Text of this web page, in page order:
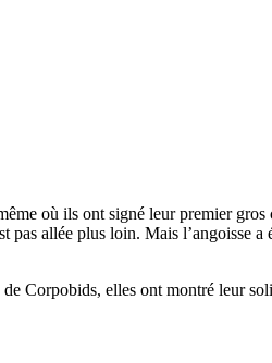
où ils ont signé leur premier
allée plus loin. Mais l’angoisse
de Corpobids, elles ont montré leur